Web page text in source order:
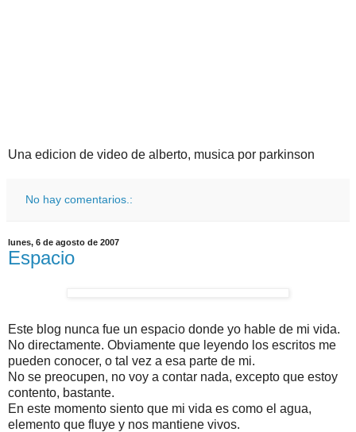
Una edicion de video de alberto, musica por parkinson
No hay comentarios.:
lunes, 6 de agosto de 2007
Espacio
Este blog nunca fue un espacio donde yo hable de mi vida.
No directamente. Obviamente que leyendo los escritos me
pueden conocer, o tal vez a esa parte de mi.
No se preocupen, no voy a contar nada, excepto que estoy
contento, bastante.
En este momento siento que mi vida es como el agua,
elemento que fluye y nos mantiene vivos.